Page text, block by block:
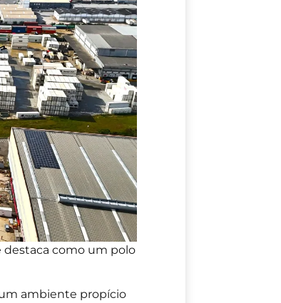
destaca como um polo
ambiente propício